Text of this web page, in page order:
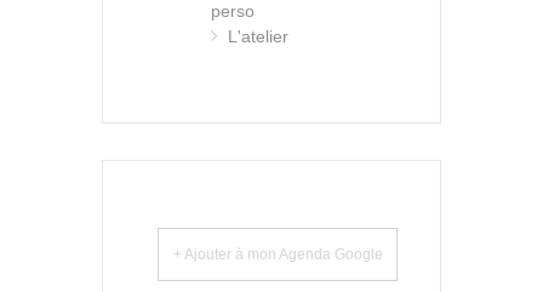
perso
L'atelier
+ Ajouter à mon Agenda Google